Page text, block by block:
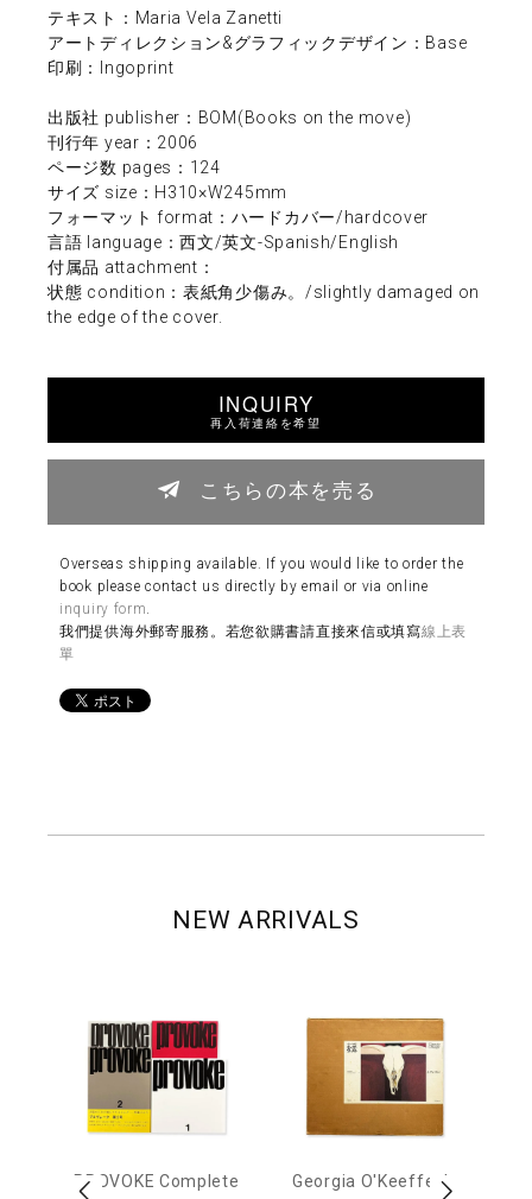
テキスト：Maria Vela Zanetti
アートディレクション&グラフィックデザイン：Base
印刷：Ingoprint
出版社 publisher：BOM(Books on the move)
刊行年 year：2006
ページ数 pages：124
サイズ size：H310×W245mm
フォーマット format：ハードカバー/hardcover
言語 language：西文/英文-Spanish/English
付属品 attachment：
状態 condition：表紙角少傷み。/slightly damaged on
the edge of the cover.
INQUIRY
再入荷連絡を希望
こちらの本を売る
Overseas shipping available. If you would like to order the
book please contact us directly by email or via online
inquiry form
我們提供海外郵寄服務。若您欲購書請直接來信或填寫線上表
單
NEW ARRIVALS
PROVOKE Complete
Georgia O'Keeffe: In